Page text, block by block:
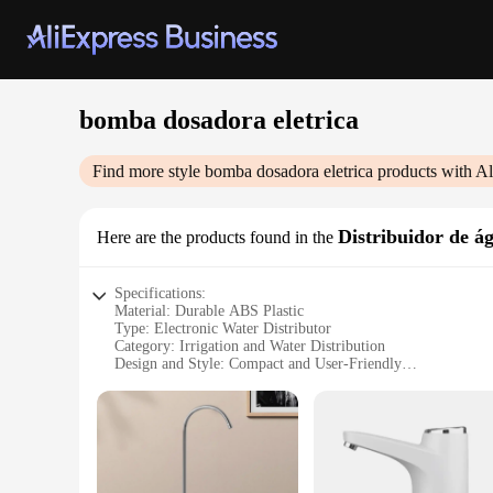
bomba dosadora eletrica
Find more style bomba dosadora eletrica products with
Here are the products found in the Distribuidor de
Specifications:
Material: Durable ABS Plastic
Type: Electronic Water Distributor
Category: Irrigation and Water Distribution
Design and Style: Compact and User-Friendly
Parts and Accessories: Includes a Full Set for Easy
The bomba dosadora eletrica is a revolutionary device
a homeowner seeking to optimize your water usage, this